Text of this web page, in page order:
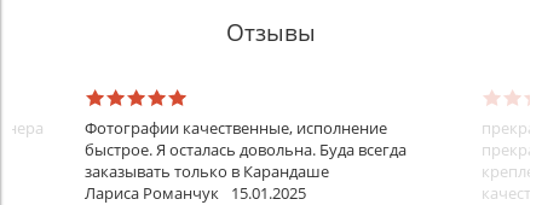
Отзывы
Фотографии качественные, исполнение
быстрое. Я осталась довольна. Буда всегда
заказывать только в Карандаше
Лариса Романчук
15.01.2025